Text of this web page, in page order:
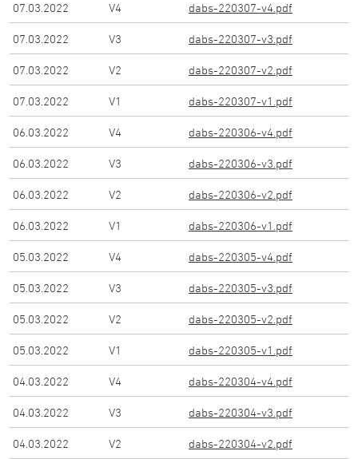
07.03.2022 V4 dabs-220307-v4.pdf
07.03.2022 V3 dabs-220307-v3.pdf
07.03.2022 V2 dabs-220307-v2.pdf
07.03.2022 V1 dabs-220307-v1.pdf
06.03.2022 V4 dabs-220306-v4.pdf
06.03.2022 V3 dabs-220306-v3.pdf
06.03.2022 V2 dabs-220306-v2.pdf
06.03.2022 V1 dabs-220306-v1.pdf
05.03.2022 V4 dabs-220305-v4.pdf
05.03.2022 V3 dabs-220305-v3.pdf
05.03.2022 V2 dabs-220305-v2.pdf
05.03.2022 V1 dabs-220305-v1.pdf
04.03.2022 V4 dabs-220304-v4.pdf
04.03.2022 V3 dabs-220304-v3.pdf
04.03.2022 V2 dabs-220304-v2.pdf